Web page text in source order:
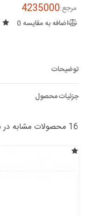
مرجع:4235000
اضافه به مقایسه 0
توضیحات
جزئیات محصول
16 محصولات مشابه در شاخه های مختلف: